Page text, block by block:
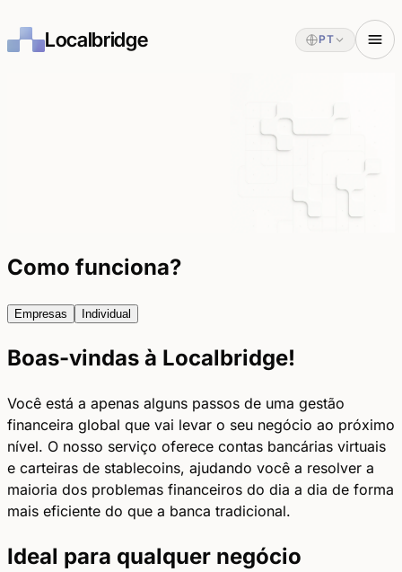
Localbridge PT
Como funciona?
Empresas Individual
Boas-vindas à Localbridge!
Você está a apenas alguns passos de uma gestão
financeira global que vai levar o seu negócio ao próximo
nível. O nosso serviço oferece contas bancárias virtuais
e carteiras de stablecoins, ajudando você a resolver a
maioria dos problemas financeiros do dia a dia de forma
mais eficiente do que a banca tradicional.
Ideal para qualquer negócio